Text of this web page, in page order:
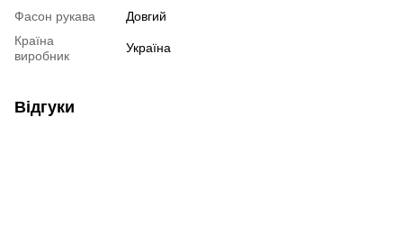
Фасон рукава
Довгий
Країна
виробник
Україна
Відгуки